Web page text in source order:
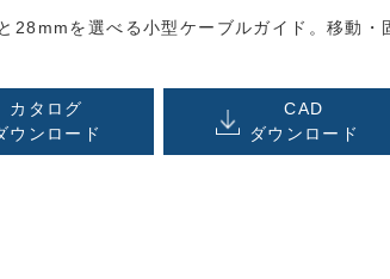
28mmを選べる小型ケーブルガイド。移動・
カタログ
ウンロード
CAD
ダウンロード